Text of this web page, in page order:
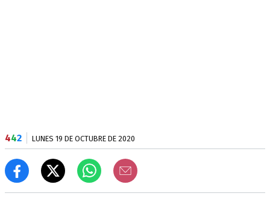
442 LUNES 19 DE OCTUBRE DE 2020